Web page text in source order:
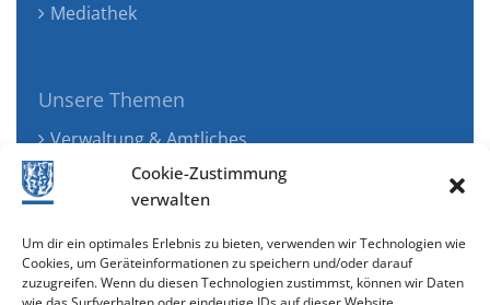
Cookie-Zustimmung
verwalten
Um dir ein optimales Erlebnis zu bieten, verwenden wir Technologien wie
Cookies, um Geräteinformationen zu speichern und/oder darauf
zuzugreifen. Wenn du diesen Technologien zustimmst, können wir Daten
Mediathek
Unsere Themen
Verwaltung & Amtliches
Jugend, Familie & Gesundheit
Tourismus, Freizeit & Ökologie
Wirtschaft & Verkehr
Senioren & Inklusion